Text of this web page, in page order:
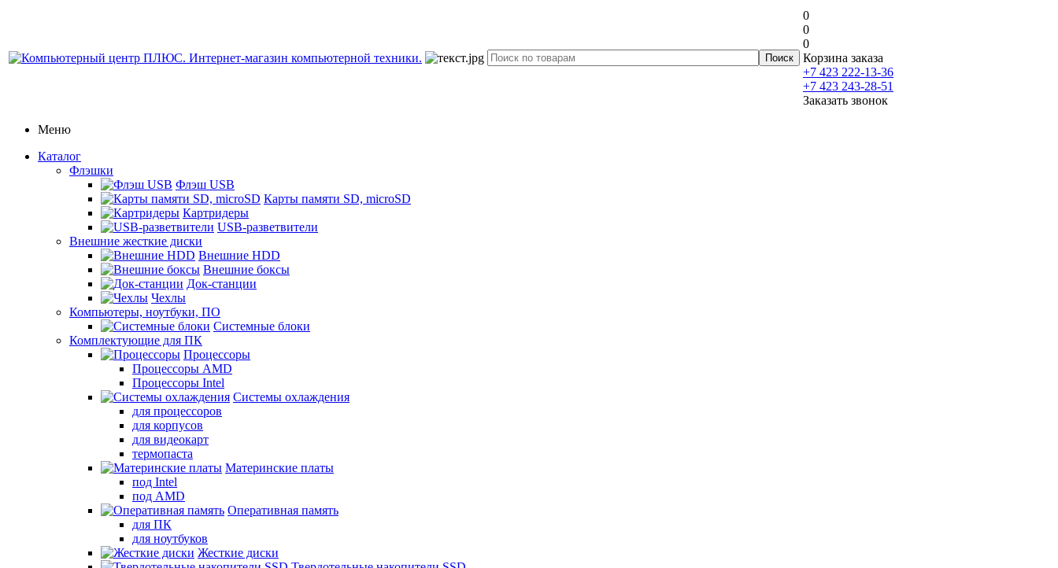
0
0
0
Корзина заказа
+7 423 222-13-36
+7 423 243-28-51
Заказать звонок
Меню
Каталог
Флэшки
Флэш USB
Карты памяти SD, microSD
Картридеры
USB-разветвители
Внешние жесткие диски
Внешние HDD
Внешние боксы
Док-станции
Чехлы
Компьютеры, ноутбуки, ПО
Системные блоки
Комплектующие для ПК
Процессоры
Процессоры AMD
Процессоры Intel
Системы охлаждения
для процессоров
для корпусов
для видеокарт
термопаста
Материнские платы
под Intel
под AMD
Оперативная память
для ПК
для ноутбуков
Жесткие диски